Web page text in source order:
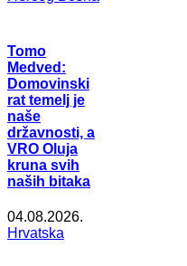
Tomo
Medved:
Domovinski
rat temelj je
naše
državnosti, a
VRO Oluja
kruna svih
naših bitaka
04.08.2026.
Hrvatska